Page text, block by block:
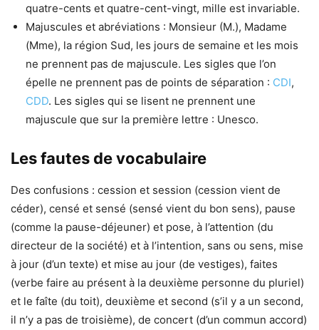
quatre-cents et quatre-cent-vingt, mille est invariable.
Majuscules et abréviations : Monsieur (M.), Madame
(Mme), la région Sud, les jours de semaine et les mois
ne prennent pas de majuscule. Les sigles que l’on
épelle ne prennent pas de points de séparation : CDI,
CDD. Les sigles qui se lisent ne prennent une
majuscule que sur la première lettre : Unesco.
Les fautes de vocabulaire
Des confusions : cession et session (cession vient de
céder), censé et sensé (sensé vient du bon sens), pause
(comme la pause-déjeuner) et pose, à l’attention (du
directeur de la société) et à l’intention, sans ou sens, mise
à jour (d’un texte) et mise au jour (de vestiges), faites
(verbe faire au présent à la deuxième personne du pluriel)
et le faîte (du toit), deuxième et second (s’il y a un second,
il n’y a pas de troisième), de concert (d’un commun accord)